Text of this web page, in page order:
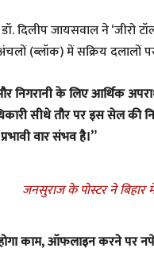
दिलीप जायसवाल ने ‘जीरो
अंचलों (ब्लॉक) में सक्रिय
निगरानी के लिए आर्थिक
सीधे तौर पर इस सेल की
प्रभावी वार संभव है।”
जनसुराज के पोस्टर ने बिहार
काम, ऑफलाइन करने पर